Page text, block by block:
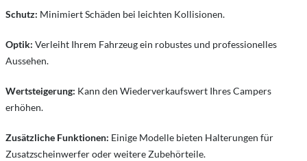
Schutz: Minimiert Schäden bei leichten Kollisionen.
Optik: Verleiht Ihrem Fahrzeug ein robustes und professionelles
Aussehen.
Wertsteigerung: Kann den Wiederverkaufswert Ihres Campers
erhöhen.
Zusätzliche Funktionen: Einige Modelle bieten Halterungen für
Zusatzscheinwerfer oder weitere Zubehörteile.